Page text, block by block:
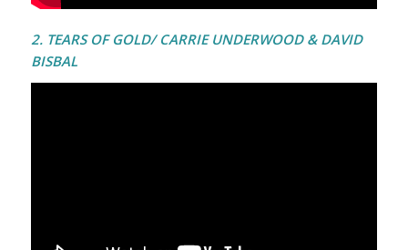
2. TEARS OF GOLD/ CARRIE UNDERWOOD & DAVID
BISBAL